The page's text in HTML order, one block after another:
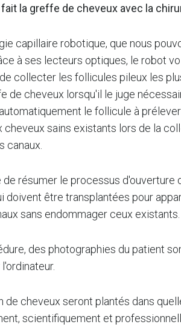
la greffe de cheveux avec la
capillaire robotique, que nous
à ses lecteurs optiques, le robot
collecter les follicules pileux les
de cheveux lorsqu'il le juge
le follicule à
cheveux sains existants lors de la
canaux.
résumer le processus
doivent être transplantées pour
sans endommager ceux existants.
des photographies du patient
de cheveux seront plantés dans
scientifiquement et